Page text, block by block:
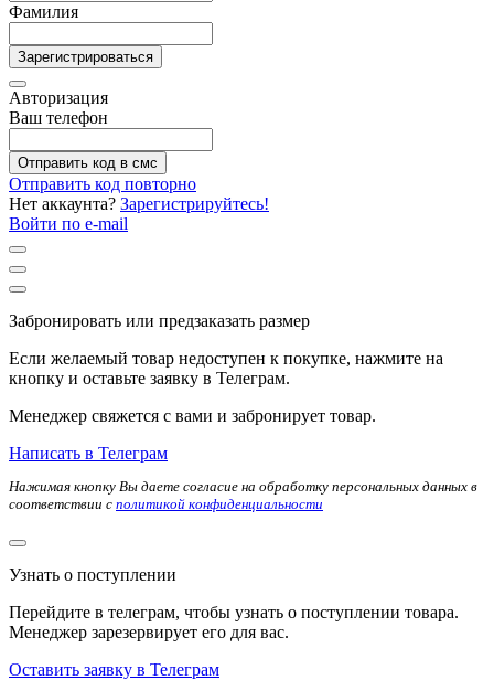
Фамилия
Зарегистрироваться
Авторизация
Ваш телефон
Отправить код в смс
Отправить код повторно
Нет аккаунта? Зарегистрируйтесь!
Войти по e-mail
Забронировать или предзаказать размер
Если желаемый товар недоступен к покупке, нажмите на
кнопку и оставьте заявку в Телеграм.
Менеджер свяжется с вами и забронирует товар.
Написать в Телеграм
Нажимая кнопку Вы даете согласие на обработку персональных данных в
соответствии с политикой конфиденциальности
Узнать о поступлении
Перейдите в телеграм, чтобы узнать о поступлении товара.
Менеджер зарезервирует его для вас.
Оставить заявку в Телеграм